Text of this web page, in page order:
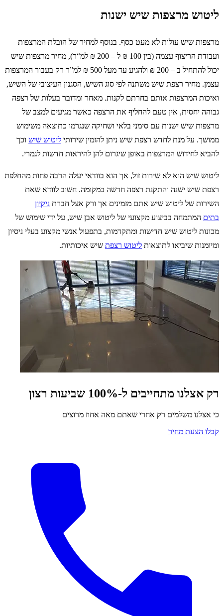
ליטוש מרצפות שיש ישנות
מרצפות שיש עולות לא מעט כסף. בנוסף למחיר של הובלת המרצפות
ועבודת הריצוף עצמה (בין 100 ₪ ל – 200 ₪ למ“ר), מחיר מרצפות שיש
יכול להתחיל ב – 200 ₪ ולהגיע עד מעל 500 ₪ למ”ר רק בעבור המרצפות
עצמן. מחיר רצפת שיש משתנה לפי סוג השיש, הסגנון העיצובי של השיש,
ואיכות המרצפות אותם בחרתם לקנות. מאחר ומדובר בעלות של רצפה
גבוהה יחסית, אין טעם להחליף את הרצפה כאשר מגיעים למצב של
מרצפות שיש ישנות עם סימני בלאי ושחיקה שנגרמו כתוצאה משימוש
ממושך. על מנת לחדש רצפת שיש ניתן להזמין שירותי ליטוש שיש וכך
להביא לחידוש המרצפות באופן שיגרום להן להיראות חדשות לגמרי.
ליטוש שיש הוא לא שירות זול, אך הוא בוודאי יעלה הרבה פחות מהחלפת
רצפת שיש ישנה והתקנת רצפה חדשה במקומה. חשוב לוודא שאת
השירות של ליטוש שיש אתם מזמינים אך ורק אצל חברת ניקיון
בתים המתמחה בביצוע מקצועי של ליטוש אבן שיש, על ידי שימוש של
מכונות ליטוש שיש חדישות ומתקדמות, בתפעול אנשי מקצוע בעלי ניסיון
ומיומנות שיביאו לתוצאות ליטוש רצפת שיש איכותיות.
רק אצלנו מתחייבים ל-100% שביעות רצון
כי אצלנו משלמים רק אחרי שאתם מאה אחוז מרוצים
קבלו הצעת מחיר